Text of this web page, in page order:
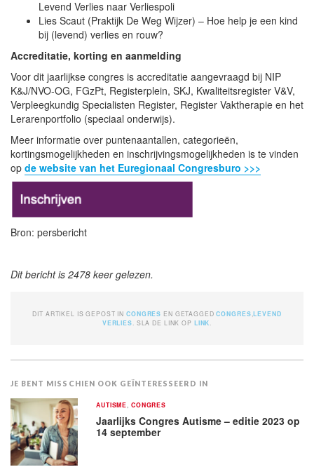
Levend Verlies naar Verliespoli
Lies Scaut (Praktijk De Weg Wijzer) – Hoe help je een kind
bij (levend) verlies en rouw?
Accreditatie, korting en aanmelding
Voor dit jaarlijkse congres is accreditatie aangevraagd bij NIP
K&J/NVO-OG, FGzPt, Registerplein, SKJ, Kwaliteitsregister V&V,
Verpleegkundig Specialisten Register, Register Vaktherapie en het
Lerarenportfolio (speciaal onderwijs).
Meer informatie over puntenaantallen, categorieën,
kortingsmogelijkheden en inschrijvingsmogelijkheden is te vinden
op de website van het Euregionaal Congresburo >>>
Bron: persbericht
Dit bericht is 2478 keer gelezen.
DIT ARTIKEL IS GEPOST INCONGRES EN GETAGGEDCONGRES,LEVEND
VERLIES. SLA DE LINK OP LINK.
JE BENT MISSCHIEN OOK GEÏNTERESSEERD IN
AUTISME, CONGRES
Jaarlijks Congres Autisme – editie 2023 op
14 september